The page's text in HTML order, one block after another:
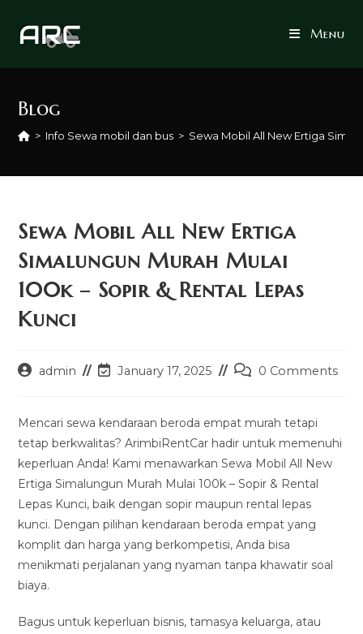
Menu
Blog
> Info Sewa mobil dan bus > Sewa Mobil All New Ertiga
Sewa Mobil All New Ertiga
Simalungun Murah Mulai
100k – Sopir & Rental Lepas
Kunci
Postadmin
PostJanuary 17, 2025
Post0 Comments
Mencari sewa kendaraan beroda empat murah tetapi
tetap berkwalitas? ArimbiRentCar hadir untuk memenuhi
keperluan Anda! Kami menawarkan Sewa Mobil All New
Ertiga Simalungun Murah Mulai 100k – Sopir & Rental
Lepas Kunci, baik dengan sopir maupun rental lepas
kunci. Dengan pilihan kendaraan beroda empat yang
komplit dan harga yang berkompetisi, Anda bisa
menikmati perjalanan yang nyaman tanpa khawatir soal
biaya.
Bagus untuk keperluan bisnis, tamasya keluarga, atau